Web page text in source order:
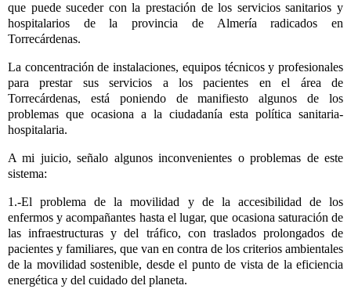
que puede suceder con la prestación de los servicios sanitarios y
hospitalarios de la provincia de Almería radicados en
Torrecárdenas.
La concentración de instalaciones, equipos técnicos y profesionales
para prestar sus servicios a los pacientes en el área de
Torrecárdenas, está poniendo de manifiesto algunos de los
problemas que ocasiona a la ciudadanía esta política sanitaria-
hospitalaria.
A mi juicio, señalo algunos inconvenientes o problemas de este
sistema:
1.-El problema de la movilidad y de la accesibilidad de los
enfermos y acompañantes hasta el lugar, que ocasiona saturación de
las infraestructuras y del tráfico, con traslados prolongados de
pacientes y familiares, que van en contra de los criterios ambientales
de la movilidad sostenible, desde el punto de vista de la eficiencia
energética y del cuidado del planeta.